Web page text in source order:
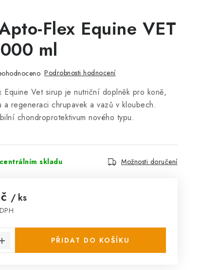
Flex Equine VET
ml
Podrobnosti hodnocení
Equine Vet sirup je nutriční doplněk pro koně,
a regeneraci chrupavek a vazů v kloubech.
chondroprotektivum nového typu.
skladu Možnosti doručení
/ ks
PŘIDAT DO KOŠÍKU